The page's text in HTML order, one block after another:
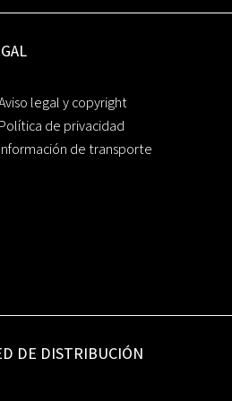
legal y copyright
Política de privacidad
Información de transporte
DE DISTRIBUCIÓN